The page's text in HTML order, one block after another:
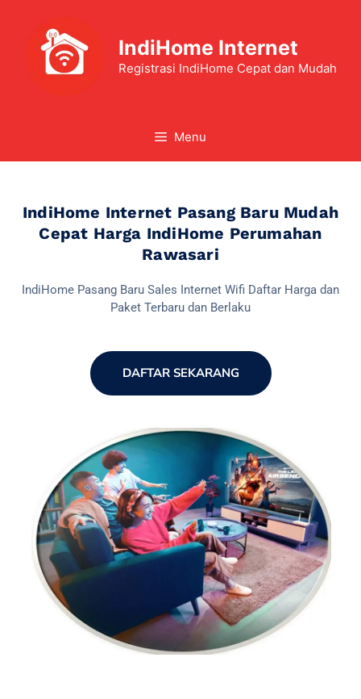
IndiHome Internet
Registrasi IndiHome Cepat dan Mudah
Menu
IndiHome Internet Pasang Baru Mudah
Cepat Harga IndiHome Perumahan
Rawasari
IndiHome Pasang Baru Sales Internet Wifi Daftar Harga dan
Paket Terbaru dan Berlaku
DAFTAR SEKARANG